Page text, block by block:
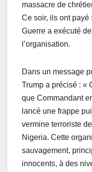
massacre de
Ce soir, ils ont
Guerre a exécuté
l’organisation.
Dans un message
Trump a précisé : «
que Commandant
lancé une frappe
vermine terroriste
Nigeria. Cette
sauvagement,
innocents, à des